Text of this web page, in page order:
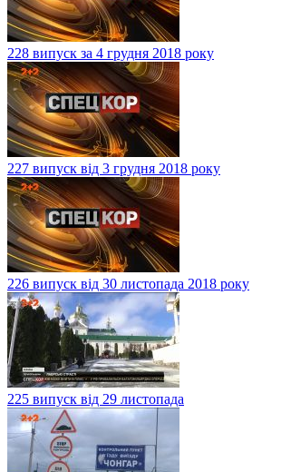
228 випуск за 4 грудня 2018 року
227 випуск від 3 грудня 2018 року
226 випуск від 30 листопада 2018 року
225 випуск від 29 листопада